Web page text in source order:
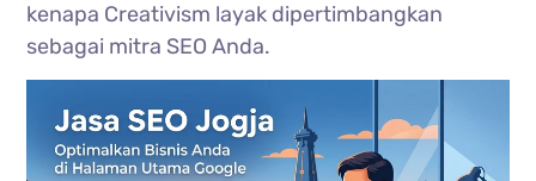
kenapa Creativism layak dipertimbangkan
sebagai mitra SEO Anda.